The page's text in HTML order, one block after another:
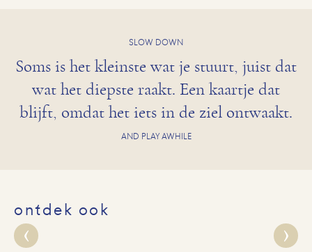
SLOW DOWN
Soms is het kleinste wat je stuurt, juist dat
wat het diepste raakt. Een kaartje dat
blijft, omdat het iets in de ziel ontwaakt.
AND PLAY AWHILE
ontdek ook